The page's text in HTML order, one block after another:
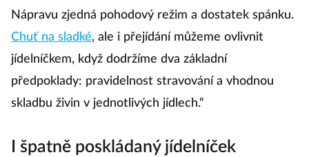
Nápravu zjedná pohodový režim a dostatek spánku.
Chuť na sladké, ale i přejídání můžeme ovlivnit
jídelníčkem, když dodržíme dva základní
předpoklady: pravidelnost stravování a vhodnou
skladbu živin v jednotlivých jídlech.“
I špatně poskládaný jídelníček